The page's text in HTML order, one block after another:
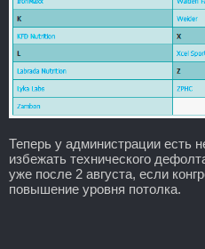
Теперь у администрации есть
избежать технического
уже после 2 августа, если
повышение уровня потолка.